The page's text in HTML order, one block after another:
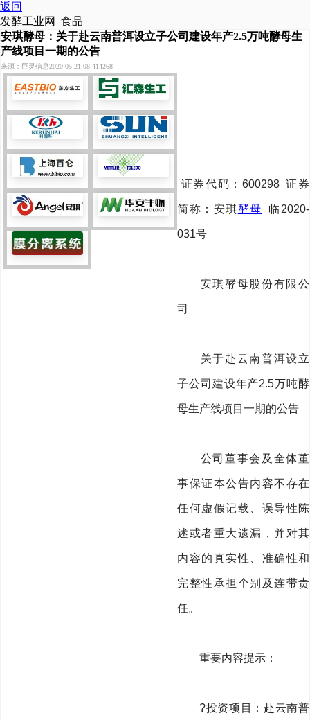
返回
发酵工业网_食品
安琪酵母：关于赴云南普洱设立子公司建设年产2.5万吨酵母生
产线项目一期的公告
来源：巨灵信息2020-05-21 08:414268
证券代码：600298 证券
简称：安琪酵母 临2020-
031号
安琪酵母股份有限公
司
关于赴云南普洱设立
子公司建设年产2.5万吨酵
母生产线项目一期的公告
公司董事会及全体董
事保证本公告内容不存在
任何虚假记载、误导性陈
述或者重大遗漏，并对其
内容的真实性、准确性和
完整性承担个别及连带责
任。
重要内容提示：
?投资项目：赴云南普